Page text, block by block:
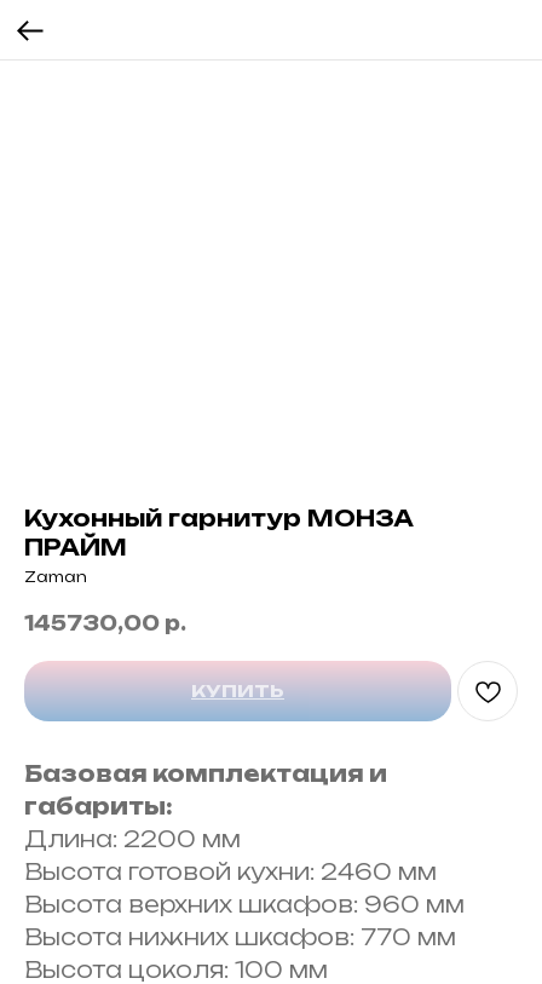
Кухонный гарнитур МОНЗА
ПРАЙМ
Zaman
145730,00 р.
КУПИТЬ
Базовая комплектация и
габариты:
Длина: 2200 мм
Высота готовой кухни: 2460 мм
Высота верхних шкафов: 960 мм
Высота нижних шкафов: 770 мм
Высота цоколя: 100 мм